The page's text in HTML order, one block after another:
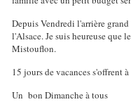
Depuis Vendredi l'arrière
l'Alsace. Je suis heureuse que
Mistouflon.
15 jours de vacances s'offrent
Un bon Dimanche à tous